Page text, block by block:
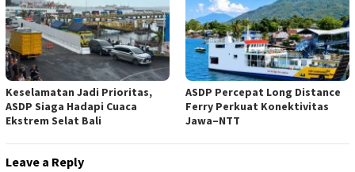
Keselamatan Jadi Prioritas,
ASDP Siaga Hadapi Cuaca
Ekstrem Selat Bali
ASDP Percepat Long Distance
Ferry Perkuat Konektivitas
Jawa–NTT
Leave a Reply